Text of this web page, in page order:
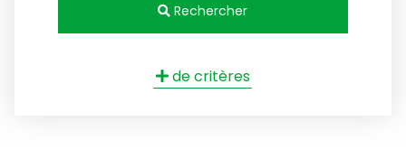
Rechercher
de critères